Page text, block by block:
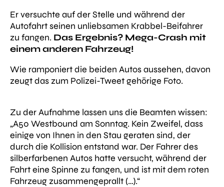
Er versuchte auf der Stelle und während der
Autofahrt seinen unliebsamen Krabbel-Beifahrer
zu fangen. Das Ergebnis? Mega-Crash mit
einem anderen Fahrzeug!
Wie ramponiert die beiden Autos aussehen, davon
zeugt das zum Polizei-Tweet gehörige Foto.
Zu der Aufnahme lassen uns die Beamten wissen:
„A50 Westbound am Sonntag. Kein Zweifel, dass
einige von Ihnen in den Stau geraten sind, der
durch die Kollision entstand war. Der Fahrer des
silberfarbenen Autos hatte versucht, während der
Fahrt eine Spinne zu fangen, und ist mit dem roten
Fahrzeug zusammengeprallt (…).“